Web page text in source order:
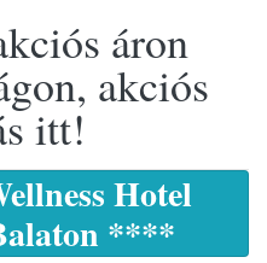
áron
akciós
itt!
Hotel
****